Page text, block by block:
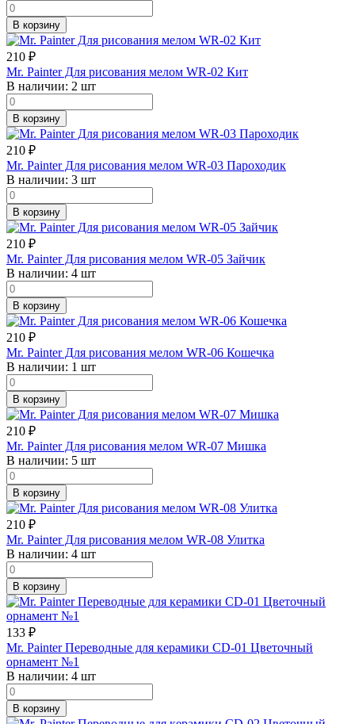
В корзину
210 ₽
Mr. Painter Для рисования мелом WR-02 Кит
В наличии: 2 шт
В корзину
210 ₽
Mr. Painter Для рисования мелом WR-03 Пароходик
В наличии: 3 шт
В корзину
210 ₽
Mr. Painter Для рисования мелом WR-05 Зайчик
В наличии: 4 шт
В корзину
210 ₽
Mr. Painter Для рисования мелом WR-06 Кошечка
В наличии: 1 шт
В корзину
210 ₽
Mr. Painter Для рисования мелом WR-07 Мишка
В наличии: 5 шт
В корзину
210 ₽
Mr. Painter Для рисования мелом WR-08 Улитка
В наличии: 4 шт
В корзину
133 ₽
Mr. Painter Переводные для керамики CD-01 Цветочный
орнамент №1
В наличии: 4 шт
В корзину